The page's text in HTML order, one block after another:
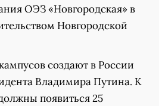
ОЭЗ «Новгородская» в
Новгородской
создают в России
Владимира Путина. К
появиться 25